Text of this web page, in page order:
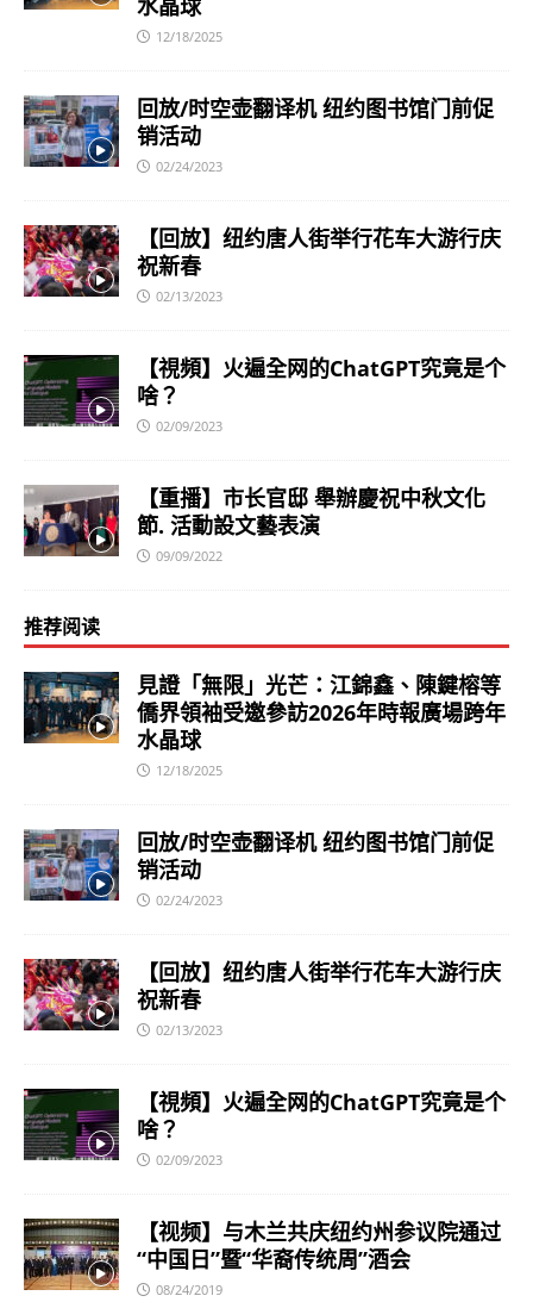
水晶球
12/18/2025
回放/时空壶翻译机 纽约图书馆门前促
销活动
02/24/2023
【回放】纽约唐人街举行花车大游行庆
祝新春
02/13/2023
【視頻】火遍全网的ChatGPT究竟是个
啥？
02/09/2023
【重播】市长官邸 舉辦慶祝中秋文化
節. 活動設文藝表演
09/09/2022
推荐阅读
見證「無限」光芒：江錦鑫、陳鍵榕等
僑界領袖受邀參訪2026年時報廣場跨年
水晶球
12/18/2025
回放/时空壶翻译机 纽约图书馆门前促
销活动
02/24/2023
【回放】纽约唐人街举行花车大游行庆
祝新春
02/13/2023
【視頻】火遍全网的ChatGPT究竟是个
啥？
02/09/2023
【视频】与木兰共庆纽约州参议院通过
“中国日”暨“华裔传统周”酒会
08/24/2019